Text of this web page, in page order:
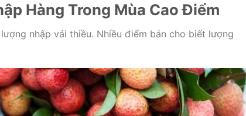
Hàng Trong Mùa Cao Điểm
nhập vải thiều. Nhiều điểm bán cho biết lượng